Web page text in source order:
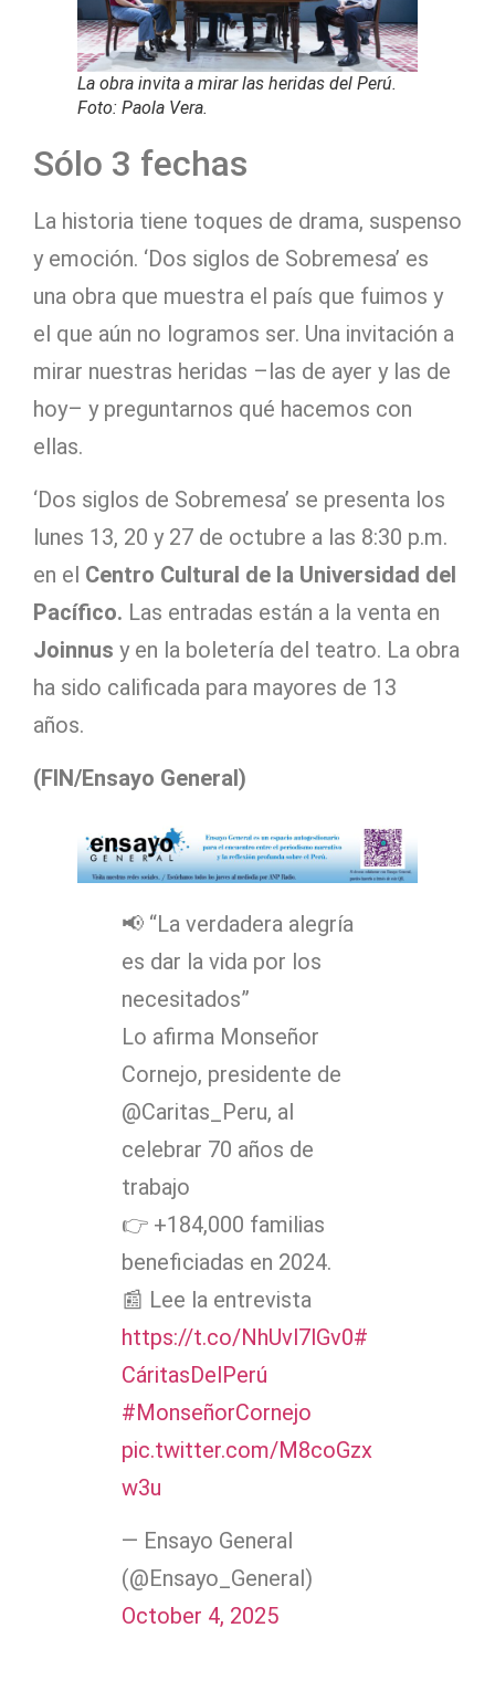
La obra invita a mirar las heridas del Perú.
Foto: Paola Vera.
Sólo 3 fechas
La historia tiene toques de drama, suspenso
y emoción. ‘Dos siglos de Sobremesa’ es
una obra que muestra el país que fuimos y
el que aún no logramos ser. Una invitación a
mirar nuestras heridas –las de ayer y las de
hoy– y preguntarnos qué hacemos con
ellas.
‘Dos siglos de Sobremesa’ se presenta los
lunes 13, 20 y 27 de octubre a las 8:30 p.m.
en el Centro Cultural de la Universidad del
Pacífico. Las entradas están a la venta en
Joinnus y en la boletería del teatro. La obra
ha sido calificada para mayores de 13
años.
(FIN/Ensayo General)
📢 “La verdadera alegría
es dar la vida por los
necesitados”
Lo afirma Monseñor
Cornejo, presidente de
@Caritas_Peru, al
celebrar 70 años de
trabajo
👉 +184,000 familias
beneficiadas en 2024.
📰 Lee la entrevista
https://t.co/NhUvl7lGv0#
CáritasDelPerú
#MonseñorCornejo
pic.twitter.com/M8coGzx
w3u
— Ensayo General
(@Ensayo_General)
October 4, 2025